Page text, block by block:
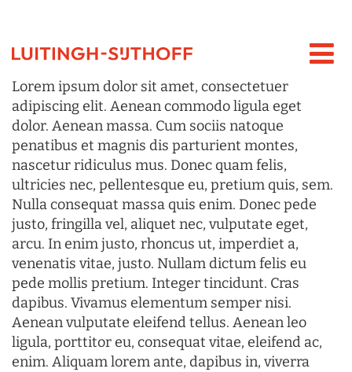
Lorem ipsum dolor sit amet, consectetuer
adipiscing elit. Aenean commodo ligula eget
dolor. Aenean massa. Cum sociis natoque
penatibus et magnis dis parturient montes,
nascetur ridiculus mus. Donec quam felis,
ultricies nec, pellentesque eu, pretium quis, sem.
Nulla consequat massa quis enim. Donec pede
justo, fringilla vel, aliquet nec, vulputate eget,
arcu. In enim justo, rhoncus ut, imperdiet a,
venenatis vitae, justo. Nullam dictum felis eu
pede mollis pretium. Integer tincidunt. Cras
dapibus. Vivamus elementum semper nisi.
Aenean vulputate eleifend tellus. Aenean leo
ligula, porttitor eu, consequat vitae, eleifend ac,
enim. Aliquam lorem ante, dapibus in, viverra